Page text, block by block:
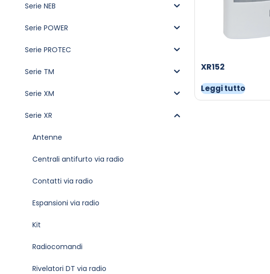
Serie NEB
Serie POWER
Serie PROTEC
Serie TM
Serie XM
Serie XR
Antenne
Centrali antifurto via radio
Contatti via radio
Espansioni via radio
Kit
Radiocomandi
Rivelatori DT via radio
XR152
Leggi tutto